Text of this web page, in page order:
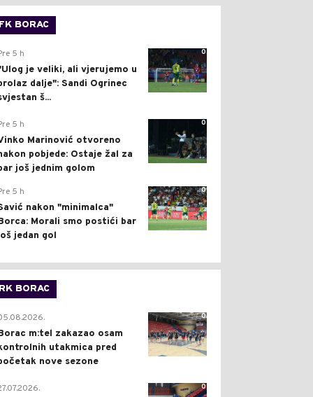
FK BORAC
0
5 h
je veliki, ali vjerujemo u
dalje": Sandi Ogrinec
š...
0
5 h
Marinović otvoreno
pobjede: Ostaje žal za
još jednim golom
0
5 h
nakon "minimalca"
Morali smo postići bar
jedan gol
RK BORAC
0
m:tel zakazao osam
utakmica pred
nove sezone
0